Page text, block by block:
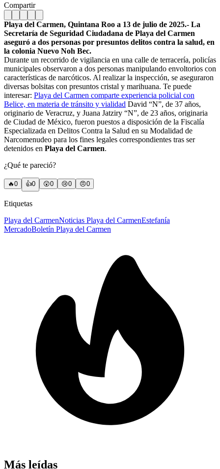
Compartir
Playa del Carmen, Quintana Roo a 13 de julio de 2025.- La
Secretaría de Seguridad Ciudadana de Playa del Carmen
aseguró a dos personas por presuntos delitos contra la salud, en
la colonia Nuevo Noh Bec.
Durante un recorrido de vigilancia en una calle de terracería, policías
municipales observaron a dos personas manipulando envoltorios con
características de narcóticos. Al realizar la inspección, se aseguraron
diversas bolsitas con presuntos cristal y marihuana. Te puede
interesar: Playa del Carmen comparte experiencia policial con
Belice, en materia de tránsito y vialidad David “N”, de 37 años,
originario de Veracruz, y Juana Jatziry “N”, de 23 años, originaria
de Ciudad de México, fueron puestos a disposición de la Fiscalía
Especializada en Delitos Contra la Salud en su Modalidad de
Narcomenudeo para los fines legales correspondientes tras ser
detenidos en Playa del Carmen.
¿Qué te pareció?
🔥0 👍0 😲0 😢0 😠0
Etiquetas
Playa del CarmenNoticias Playa del CarmenEstefanía
MercadoBoletín Playa del Carmen
Más leídas